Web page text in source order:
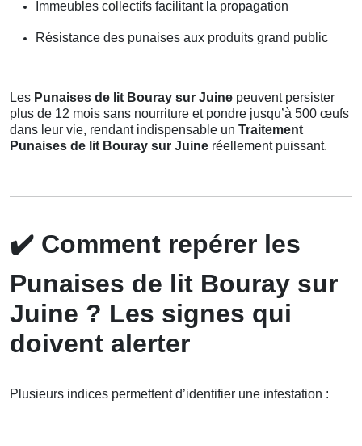
Immeubles collectifs facilitant la propagation
Résistance des punaises aux produits grand public
Les Punaises de lit Bouray sur Juine peuvent persister
plus de 12 mois sans nourriture et pondre jusqu’à 500 œufs
dans leur vie, rendant indispensable un Traitement
Punaises de lit Bouray sur Juine réellement puissant.
✔️ Comment repérer les
Punaises de lit Bouray sur
Juine ? Les signes qui
doivent alerter
Plusieurs indices permettent d’identifier une infestation :